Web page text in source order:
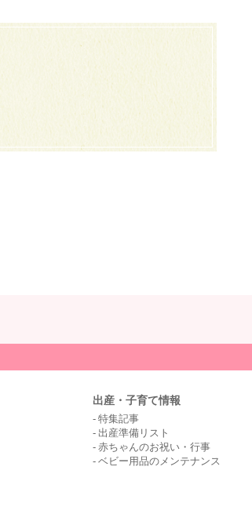
出産・子育て情報
特集記事
出産準備リスト
赤ちゃんのお祝い・行事
ベビー用品のメンテナンス